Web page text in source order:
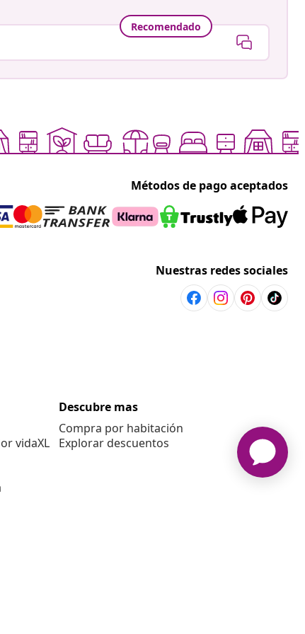
Recomendado
Métodos de pago aceptados
Nuestras redes sociales
vidaXL
Descubre mas
Compra por habitación
Explorar descuentos